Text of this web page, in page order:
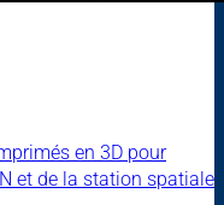
en 3D pour
et de la station spatiale